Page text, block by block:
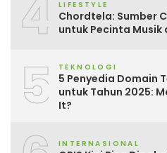
4 LIFESTYLE
Chordtela: Sumber
untuk Pecinta Musik
5 TEKNOLOGI
5 Penyedia Domain
untuk Tahun 2025:
It?
INTERNASIONAL